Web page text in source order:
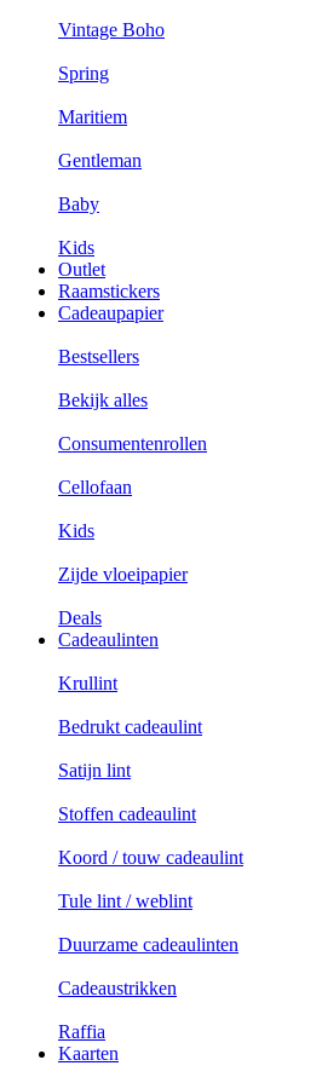
Vintage Boho
Spring
Maritiem
Gentleman
Baby
Kids
Outlet
Raamstickers
Cadeaupapier
Bestsellers
Bekijk alles
Consumentenrollen
Cellofaan
Kids
Zijde vloeipapier
Deals
Cadeaulinten
Krullint
Bedrukt cadeaulint
Satijn lint
Stoffen cadeaulint
Koord / touw cadeaulint
Tule lint / weblint
Duurzame cadeaulinten
Cadeaustrikken
Raffia
Kaarten